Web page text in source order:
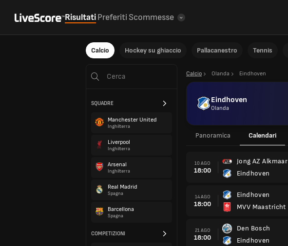
RisultatiPreferiti Scommesse
Calcio Hockey su ghiaccio Pallacanestro Tennis
SQUADRE
Manchester United
Inghilterra
Liverpool
Inghilterra
Arsenal
Inghilterra
Real Madrid
Spagna
Barcellona
Spagna
COMPETIZIONI
Calcio Olanda Eindhoven
Eindhoven
Olanda
Panoramica Calendari
10 AGO
18:00
Jong AZ Alkmaar
Eindhoven
14 AGO
18:00
Eindhoven
MVV Maastricht
21 AGO
18:00
Den Bosch
Eindhoven